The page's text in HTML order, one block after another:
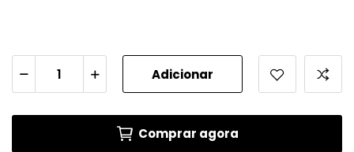
Adicionar
Comprar agora